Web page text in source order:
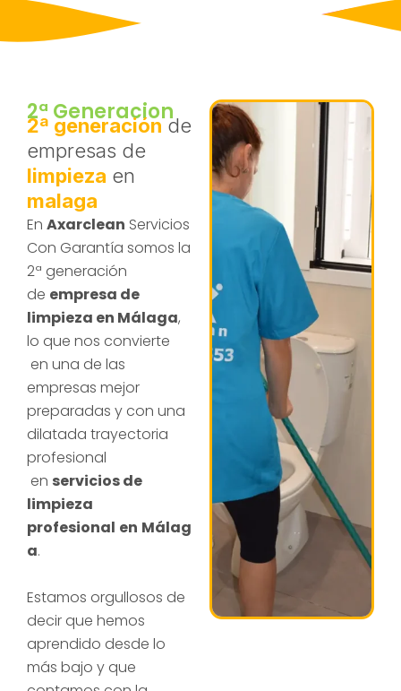
2ª Generacion
2ª generaciónde
empresas de
limpieza en
malaga
En Axarclean Servicios
Con Garantía somos la
2ª generación
de empresa de
limpieza en Málaga,
lo que nos convierte
en una de las
empresas mejor
preparadas y con una
dilatada trayectoria
profesional
en servicios de
limpieza
profesional en Málag
a.
Estamos orgullosos de
decir que hemos
aprendido desde lo
más bajo y que